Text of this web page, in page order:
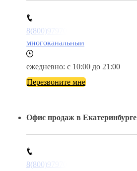
8(800)9797043
многоканальный
ежедневно: с 10:00 до 21:00
Перезвоните мне
Офис продаж в Екатеринбурге
8(800)9797043